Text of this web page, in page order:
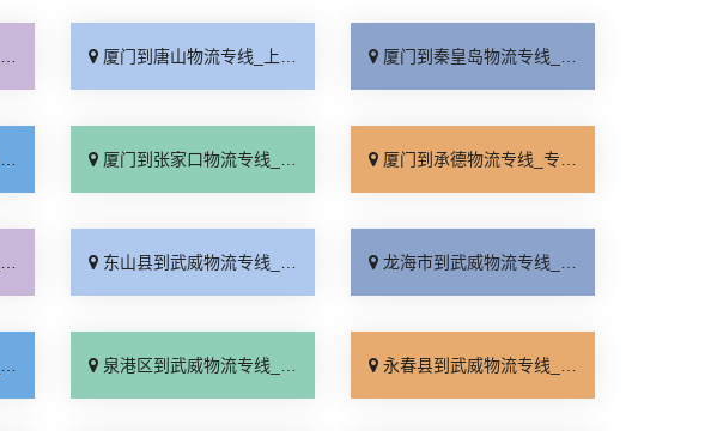
厦门到唐山物流专线_上门提货「准时准点」 厦门到秦皇岛物流专线_高速快运「整车配货」
厦门到张家口物流专线_专线快运「运价查询」 厦门到承德物流专线_专线快运「零担配货」
东山县到武威物流专线_专线快运「市县闪送」 龙海市到武威物流专线_不随意加价「专业调车」
泉港区到武威物流专线_实时跟踪 「运保时效」 永春县到武威物流专线_怎么收费「限时必达」